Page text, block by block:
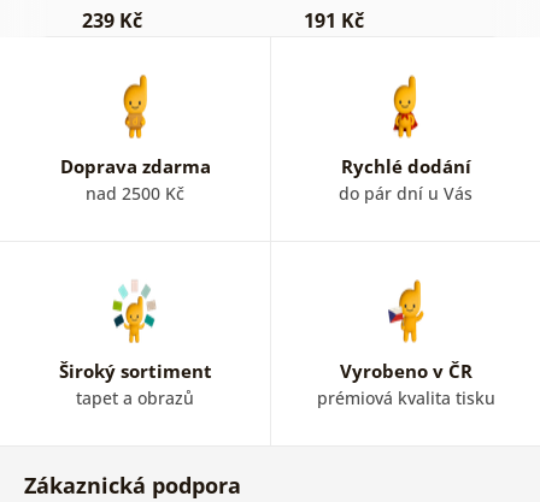
239 Kč 191 Kč
Doprava zdarma
nad 2500 Kč
Rychlé dodání
do pár dní u Vás
Široký sortiment
tapet a obrazů
Vyrobeno v ČR
prémiová kvalita tisku
Zákaznická podpora